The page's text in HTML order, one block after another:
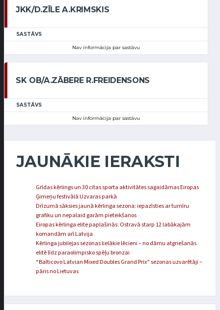
JKK/D.ZĪLE A.KRIMSKIS
SASTĀVS
Nav informācija par sastāvu
SK OB/A.ZĀBERE R.FREIDENSONS
SASTĀVS
Nav informācija par sastāvu
JAUNĀKIE IERAKSTI
Grīdas kērlings un 30 citas sporta aktivitātes sagaidāmas Eiropas
Ģimeņu festivālā Uzvaras parkā
Drīzumā sāksies jaunā kērlinga sezona: iepazīsties ar turnīru
grafiku un nepalaid garām pieteikšanos
Eiropas kērlinga elite paplašinās: Ostravā starp 12 labākajām
komandām arī Latvija
Kērlinga jubilejas sezonas lielākie lēcieni – no dāmu atgriešanās
elitē līdz paraolimpisko spēļu bronzai
“Balticovo Latvian Mixed Doubles Grand Prix” sezonas uzvarētāji –
pāris no Lietuvas